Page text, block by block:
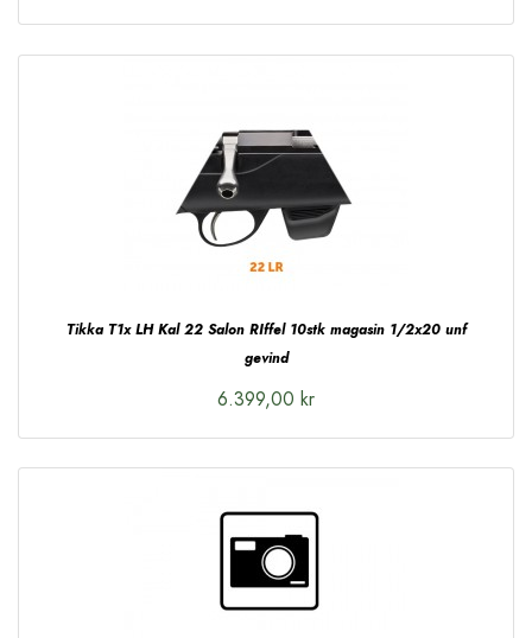
Tikka T1x LH Kal 22 Salon RIffel 10stk magasin 1/2x20 unf
gevind
6.399,00 kr